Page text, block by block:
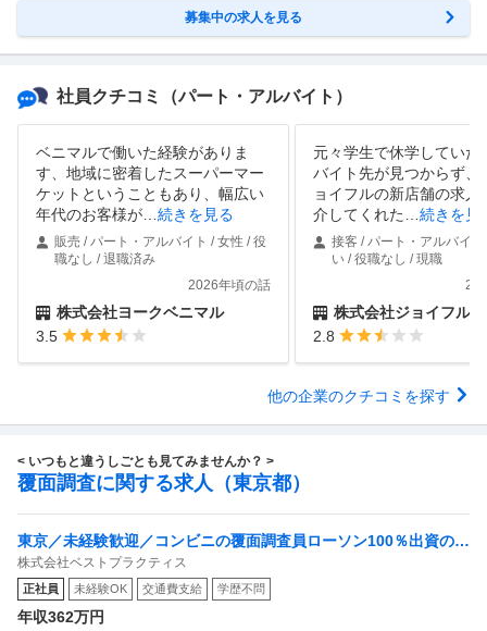
募集中の求人を見る
社員クチコミ （パート・アルバイト）
ベニマルで働いた経験がありま
す、地域に密着したスーパーマー
ケットということもあり、幅広い
年代のお客様が
続きを見る
販売 / パート・アルバイト / 女性 / 役
職なし / 退職済み
2026年頃の話
株式会社ヨークベニマル
3.5
元々学生で休学していた
バイト先が見つからず、
ョイフルの新店舗の求人
介してくれた
続きを見
接客 / パート・アルバイ
い / 役職なし / 現職
株式会社ジョイフル
2.8
他の企業のクチコミを探す
< いつもと違うしごとも見てみませんか？ >
覆面調査に関する求人（東京都）
東京／未経験歓迎／コンビニの覆面調査員ローソン100％出資の安
定基盤／月５日在宅／残業月10時間
株式会社ベストプラクティス
正社員 未経験OK 交通費支給 学歴不問
年収362万円